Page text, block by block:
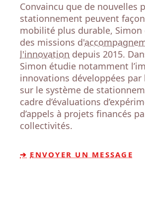
Convaincu que de nouvelles
stationnement peuvent
mobilité plus durable, Simon
des missions d'
l'innovation depuis 2015.
Simon étudie notamment
innovations développées par
sur le système de
cadre d’évaluations
d’appels à projets financés
collectivités.
ENVOYER UN MESSAGE